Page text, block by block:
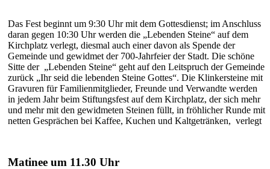
Das Fest beginnt um 9:30 Uhr mit dem Gottesdienst; im Anschluss
daran gegen 10:30 Uhr werden die „Lebenden Steine“ auf dem
Kirchplatz verlegt, diesmal auch einer davon als Spende der
Gemeinde und gewidmet der 700-Jahrfeier der Stadt. Die schöne
Sitte der „Lebenden Steine“ geht auf den Leitspruch der Gemeinde
zurück „Ihr seid die lebenden Steine Gottes“. Die Klinkersteine mit
Gravuren für Familienmitglieder, Freunde und Verwandte werden
in jedem Jahr beim Stiftungsfest auf dem Kirchplatz, der sich mehr
und mehr mit den gewidmeten Steinen füllt, in fröhlicher Runde mit
netten Gesprächen bei Kaffee, Kuchen und Kaltgetränken, verlegt
Matinee um 11.30 Uhr